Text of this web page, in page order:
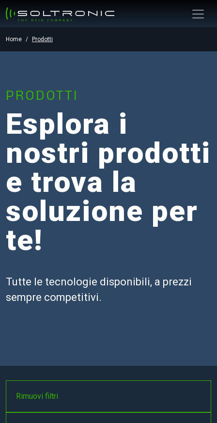
Home Prodotti
PRODOTTI
Esplora i
nostri prodotti
e trova la
soluzione per
te!
Tutte le tecnologie disponibili, a prezzi
sempre competitivi.
Rimuovi filtri